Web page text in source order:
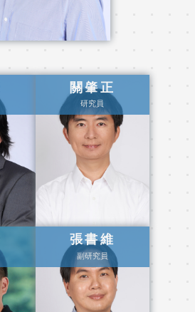
關肇正
研究員
張書維
副研究員